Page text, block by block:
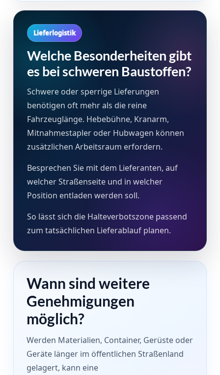
Lieferlogistik
Welche Besonderheiten gibt
es bei schweren Baustoffen?
Schwere oder sperrige Lieferungen
benötigen oft mehr als die reine
Fahrzeuglänge. Hebebühne, Kranarm,
Mitnahmestapler oder Hubwagen können
zusätzlichen Arbeitsraum erfordern.
Besprechen Sie mit dem Lieferanten, auf
welcher Straßenseite und in welcher
Position entladen werden soll.
So lässt sich die Halteverbotszone passend
zum tatsächlichen Lieferablauf planen.
Wann sind weitere
Genehmigungen
möglich?
Werden Materialien, Container, Gerüste oder
Geräte länger im öffentlichen Straßenland
gelagert, kann eine